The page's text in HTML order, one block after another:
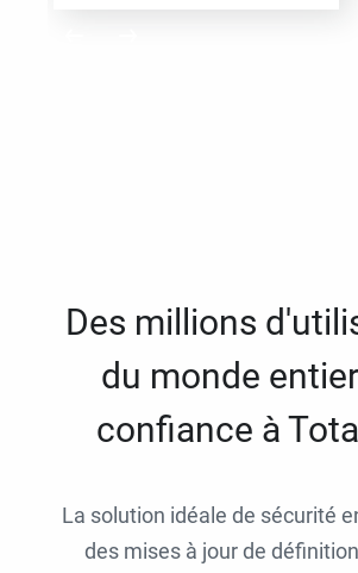
Des millions
du monde
confiance à
La solution idéale de sécurité
des mises à jour de